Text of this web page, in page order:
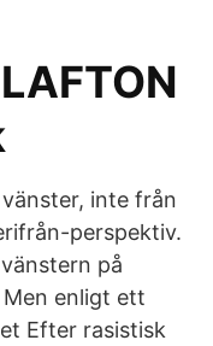
inte från
perspektiv.
på
enligt ett
Efter rasistisk